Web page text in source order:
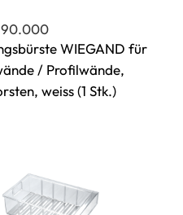
WIEGAND für
/ Profilwände,
weiss(1 Stk.)